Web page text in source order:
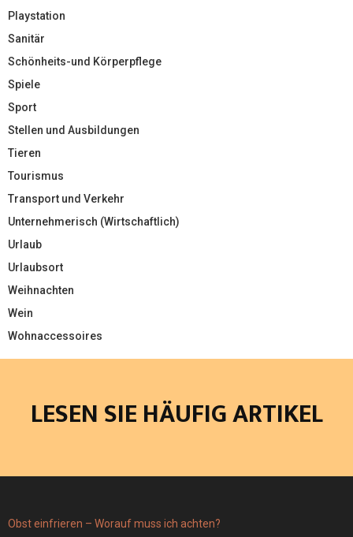
Playstation
Sanitär
Schönheits-und Körperpflege
Spiele
Sport
Stellen und Ausbildungen
Tieren
Tourismus
Transport und Verkehr
Unternehmerisch (Wirtschaftlich)
Urlaub
Urlaubsort
Weihnachten
Wein
Wohnaccessoires
LESEN SIE HÄUFIG ARTIKEL
Obst einfrieren – Worauf muss ich achten?